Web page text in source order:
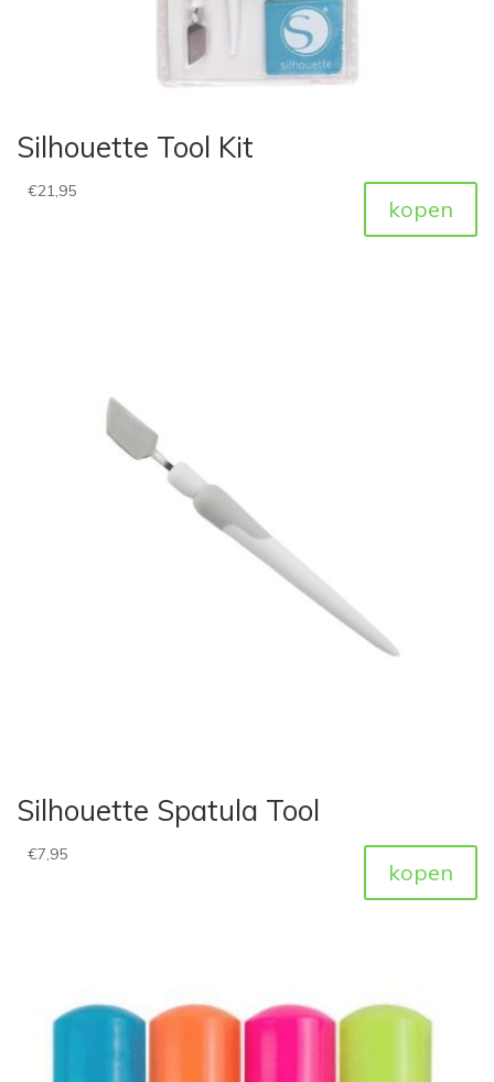
Silhouette Tool Kit
€21,95
kopen
Silhouette Spatula Tool
€7,95
kopen